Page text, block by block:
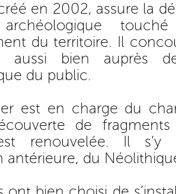
en 2002, assure la
archéologique
du territoire. Il
aussi bien auprès
du public.
est en charge du
de
renouvelée. Il s’y
antérieure, du